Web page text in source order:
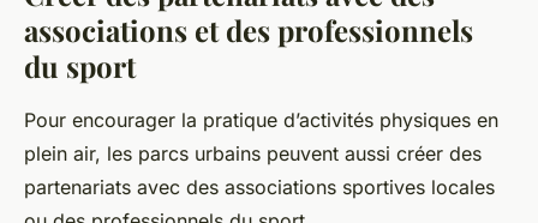
associations et des professionnels
du sport
Pour encourager la pratique d’activités physiques en
plein air, les parcs urbains peuvent aussi créer des
partenariats avec des associations sportives locales